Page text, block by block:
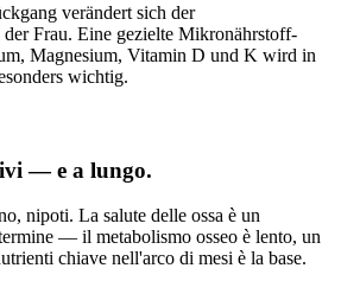
verändert sich der
Frau. Eine gezielte Mikronährstoff-
Magnesium, Vitamin D und K wird in
wichtig.
— e a lungo.
nipoti. La salute delle ossa è un
— il metabolismo osseo è lento, un
chiave nell'arco di mesi è la base.